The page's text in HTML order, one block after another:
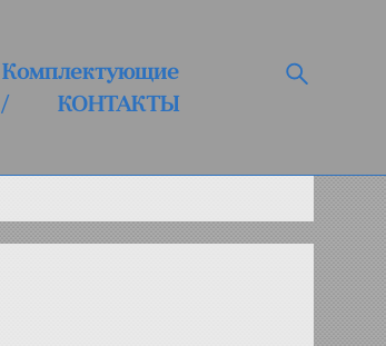
Комплектующие
/
КОНТАКТЫ